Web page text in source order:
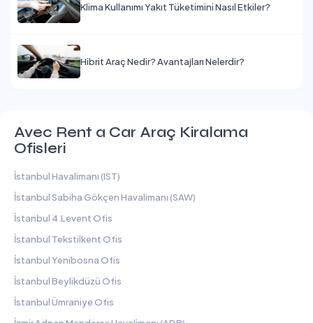
Klima Kullanımı Yakıt Tüketimini Nasıl Etkiler?
Hibrit Araç Nedir? Avantajları Nelerdir?
Avec Rent a Car Araç Kiralama
Ofisleri
İstanbul Havalimanı (IST)
İstanbul Sabiha Gökçen Havalimanı (SAW)
İstanbul 4.Levent Ofis
İstanbul Tekstilkent Ofis
İstanbul Yenibosna Ofis
İstanbul Beylikdüzü Ofis
İstanbul Ümraniye Ofis